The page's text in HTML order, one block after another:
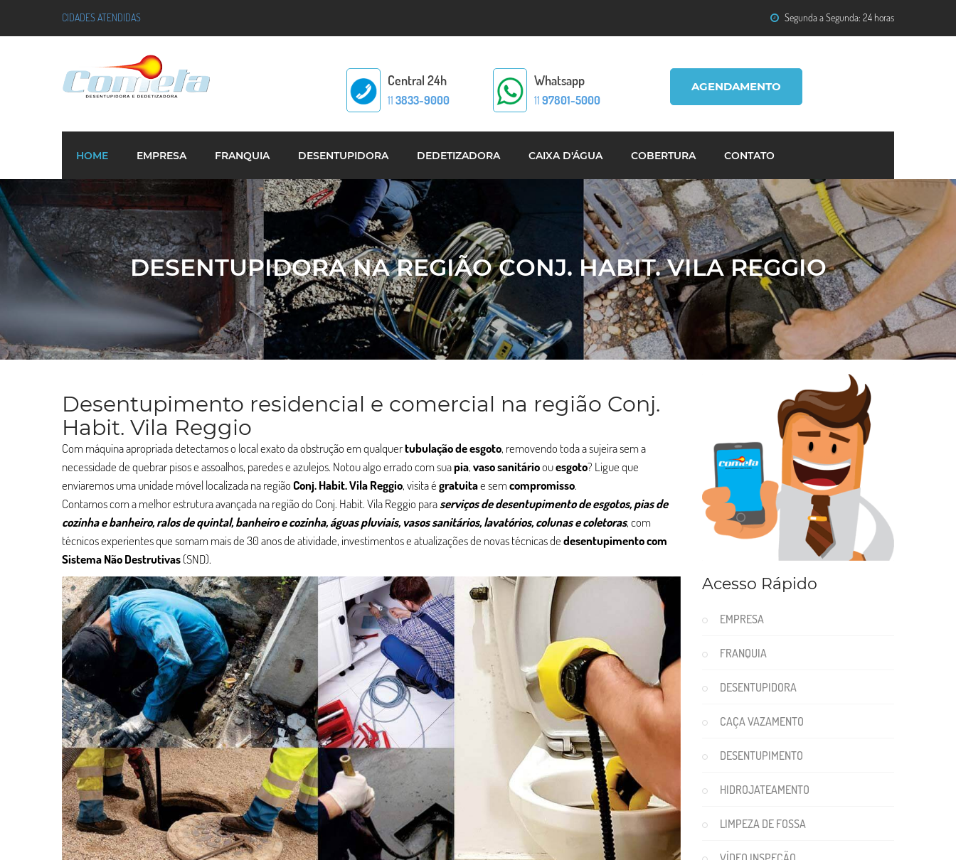
CIDADES ATENDIDAS Segunda a Segunda: 24 horas
Central 24h
11 3833-9000
Whatsapp
11 97801-5000
AGENDAMENTO
HOME EMPRESA FRANQUIA DESENTUPIDORA DEDETIZADORA CAIXA D'ÁGUA COBERTURA CONTATO
DESENTUPIDORA NA REGIÃO CONJ. HABIT. VILA REGGIO
Desentupimento residencial e comercial na região Conj.
Habit. Vila Reggio
Com máquina apropriada detectamos o local exato da obstrução em qualquertubulação de esgoto, removendo toda a sujeira sem a
necessidade de quebrar pisos e assoalhos, paredes e azulejos. Notou algo errado com suapia,vaso sanitárioouesgoto? Ligue que
enviaremos uma unidade móvel localizada na regiãoConj. Habit. Vila Reggio, visita égratuitae semcompromisso.
Contamos com a melhor estrutura avançada na região do Conj. Habit. Vila Reggio paraserviços de desentupimento de esgotos, pias de
cozinha e banheiro, ralos de quintal, banheiro e cozinha, águas pluviais, vasos sanitários, lavatórios, colunas e coletoras, com
técnicos experientes que somam mais de 30 anos de atividade, investimentos e atualizações de novas técnicas dedesentupimento com
Sistema Não Destrutivas(SND).
Acesso Rápido
EMPRESA
FRANQUIA
DESENTUPIDORA
CAÇA VAZAMENTO
DESENTUPIMENTO
HIDROJATEAMENTO
LIMPEZA DE FOSSA